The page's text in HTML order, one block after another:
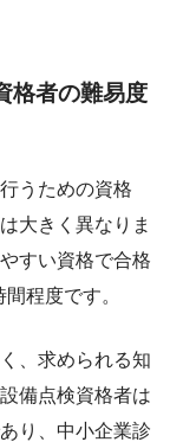
格者の難易度
うための資格
大きく異なりま
すい資格で合格
程度です。
、求められる知
備点検資格者は
り、中小企業診